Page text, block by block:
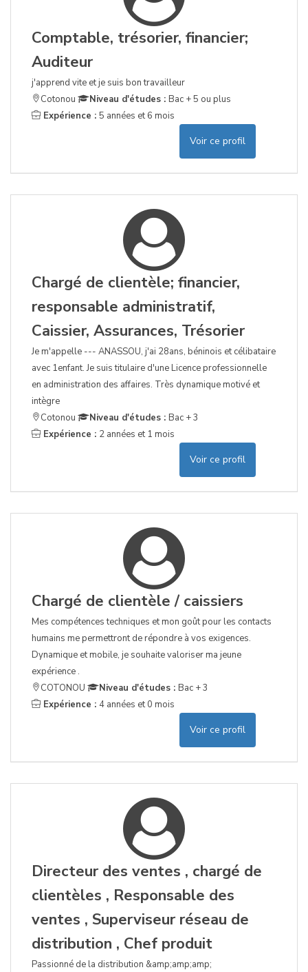
Comptable, trésorier, financier;
Auditeur
j'apprend vite et je suis bon travailleur
Cotonou
Niveau d'études : Bac + 5 ou plus
Expérience : 5 années et 6 mois
Voir ce profil
Chargé de clientèle; financier,
responsable administratif,
Caissier, Assurances, Trésorier
Je m'appelle --- ANASSOU, j'ai 28ans, béninois et célibataire
avec 1enfant. Je suis titulaire d'une Licence professionnelle
en administration des affaires. Très dynamique motivé et
intègre
Cotonou
Niveau d'études : Bac + 3
Expérience : 2 années et 1 mois
Voir ce profil
Chargé de clientèle / caissiers
Mes compétences techniques et mon goût pour les contacts
humains me permettront de répondre à vos exigences.
Dynamique et mobile, je souhaite valoriser ma jeune
expérience .
COTONOU
Niveau d'études : Bac + 3
Expérience : 4 années et 0 mois
Voir ce profil
Directeur des ventes , chargé de
clientèles , Responsable des
ventes , Superviseur réseau de
distribution , Chef produit
Passionné de la distribution &amp;amp;amp;